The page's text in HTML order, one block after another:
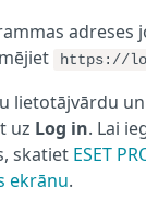
adreses
https://
lietotājvārdu
uz Log in. Lai
skatiet ESET
ekrānu.